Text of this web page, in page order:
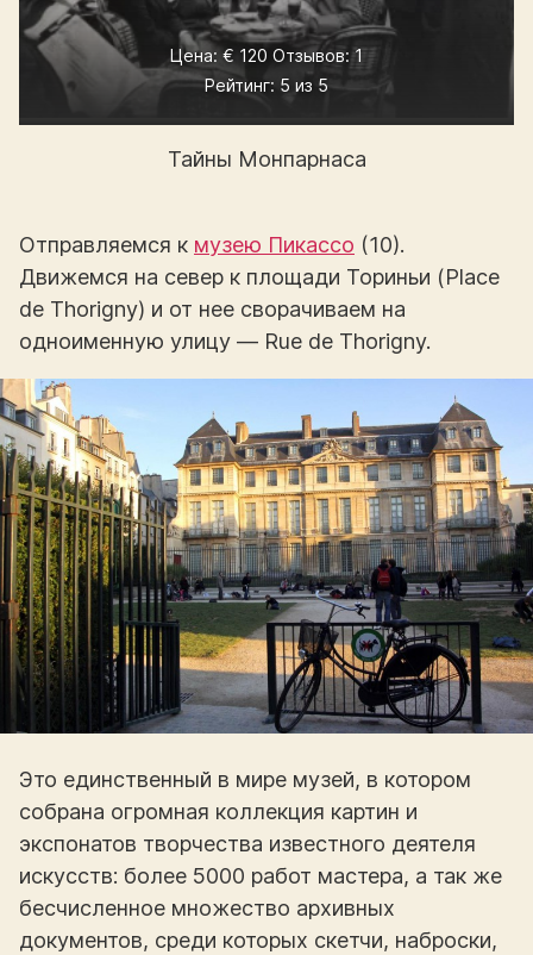
Цена: € 120 Отзывов: 1
Рейтинг: 5 из 5
Тайны Монпарнаса
Отправляемся к музею Пикассо (10).
Движемся на север к площади Ториньи (Place
de Thorigny) и от нее сворачиваем на
одноименную улицу — Rue de Thorigny.
Это единственный в мире музей, в котором
собрана огромная коллекция картин и
экспонатов творчества известного деятеля
искусств: более 5000 работ мастера, а так же
бесчисленное множество архивных
документов, среди которых скетчи, наброски,